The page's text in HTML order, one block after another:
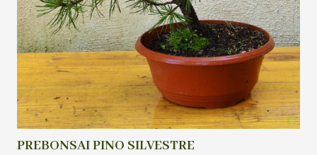
PREBONSAI PINO SILVESTRE